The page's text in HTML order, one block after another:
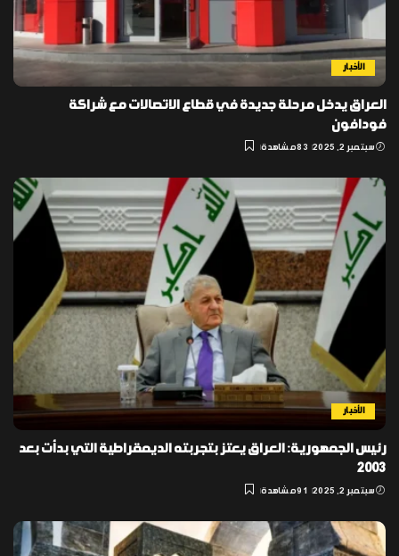
الأخبار
العراق يدخل مرحلة جديدة في قطاع الاتصالات مع شراكة
فودافون
سبتمبر 2, 2025 83 مشاهدة
الأخبار
رئيس الجمهورية: العراق يعتز بتجربته الديمقراطية التي بدأت بعد
2003
سبتمبر 2, 2025 91 مشاهدة